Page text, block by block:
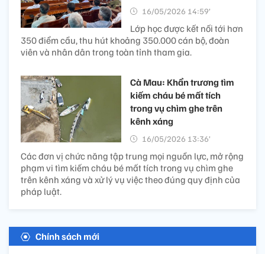
16/05/2026 14:59’
Lớp học được kết nối tới hơn
350 điểm cầu, thu hút khoảng 350.000 cán bộ, đoàn
viên và nhân dân trong toàn tỉnh tham gia.
Cà Mau: Khẩn trương tìm
kiếm cháu bé mất tích
trong vụ chìm ghe trên
kênh xáng
16/05/2026 13:36’
Các đơn vị chức năng tập trung mọi nguồn lực, mở rộng
phạm vi tìm kiếm cháu bé mất tích trong vụ chìm ghe
trên kênh xáng và xử lý vụ việc theo đúng quy định của
pháp luật.
Chính sách mới